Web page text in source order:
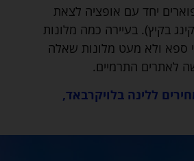
יחד עם אופציה לצאת
בקיץ). בעיירה כמה מלונות
ספא ולא מעט מלונות שאלה
לאתרים התרמיים.
ללינה בלויקרבאד,